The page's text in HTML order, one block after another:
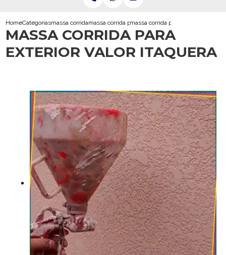
HomeCategoriasmassa corridamassa corrida para exteriormassa corrida para exterior valor
MASSA CORRIDA PARA
EXTERIOR VALOR ITAQUERA